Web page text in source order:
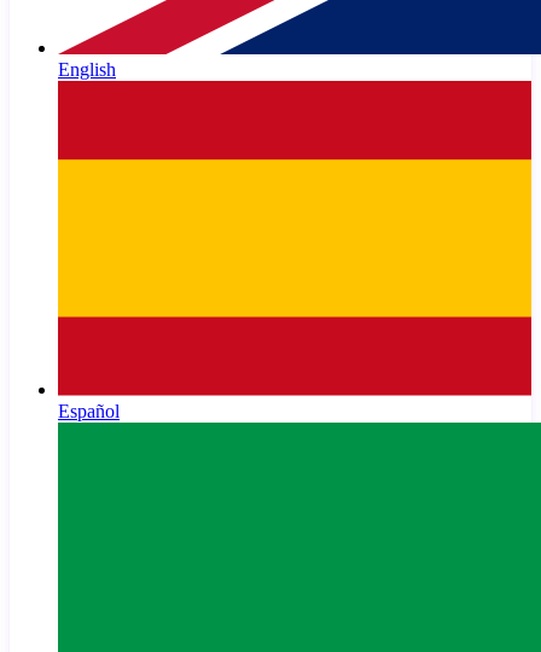
English
Español